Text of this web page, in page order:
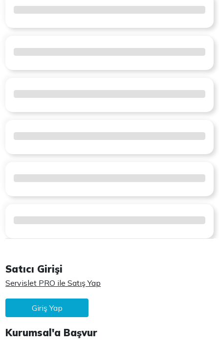
Satıcı Girişi
Servislet PRO ile Satış Yap
Giriş Yap
Kurumsal'a Başvur